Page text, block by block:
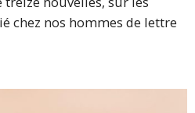
chez nos hommes de lettre